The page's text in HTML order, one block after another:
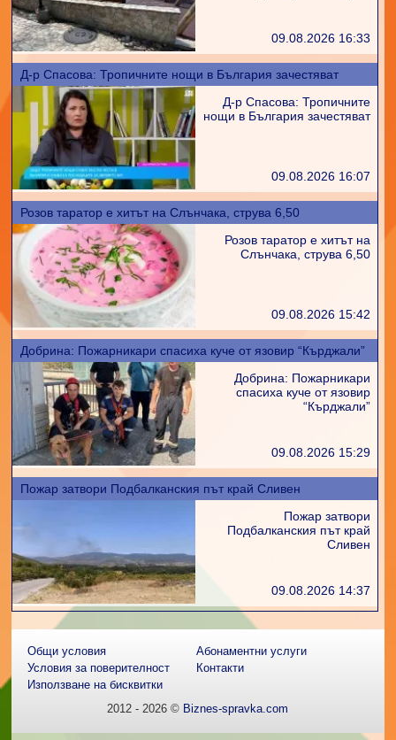
09.08.2026 16:33
Д-р Спасова: Тропичните нощи в България зачестяват
Д-р Спасова: Тропичните
нощи в България зачестяват
09.08.2026 16:07
Розов таратор е хитът на Слънчака, струва 6,50
Розов таратор е хитът на
Слънчака, струва 6,50
09.08.2026 15:42
Добрина: Пожарникари спасиха куче от язовир “Кърджали”
Добрина: Пожарникари
спасиха куче от язовир
“Кърджали”
09.08.2026 15:29
Пожар затвори Подбалканския път край Сливен
Пожар затвори
Подбалканския път край
Сливен
09.08.2026 14:37
Общи условия
Условия за поверителност
Използване на бисквитки
Абонаментни услуги
Контакти
2012 - 2026 © Biznes-spravka.com